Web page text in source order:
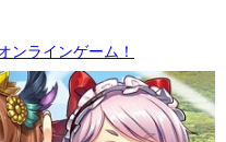
ンラインゲーム！